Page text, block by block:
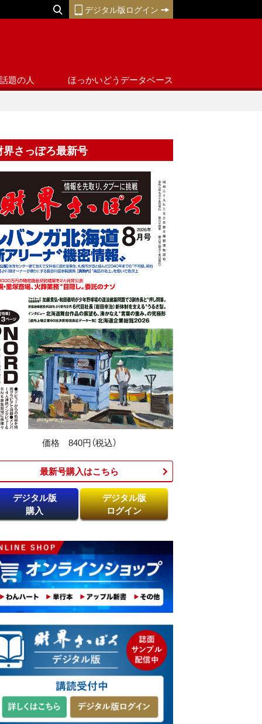
デジタル版ログイン
話題の人 ほっかいどうデータベース
界さっぽろ最新号
価格 840円（税込）
最新号購入はこちら​
デジタル版
購入
デジタル版
ログイン